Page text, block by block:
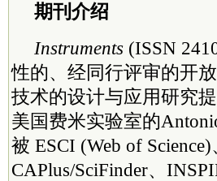
期刊介绍
Instruments (ISSN
性的、经同行评审的开
技术的设计与应用研究
美国费米实验室的
被 ESCI (Web of
CAPlus/SciFinder、